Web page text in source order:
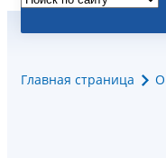
Главная страница О